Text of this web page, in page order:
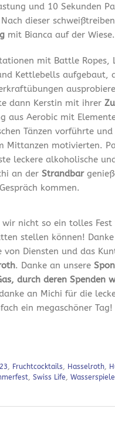
und 10 Sekunden
dieser
mit Bianca auf der Wiese.
mit Battle Ropes,
Kettlebells aufgebaut,
dann Kerstin mit ihrer
aus Aerobic mit
Tänzen vorführte
Mittanzen motivierten.
leckere alkoholische
an derStrandbar
kommen.
nicht so ein tolles Fest
stellen können!
von Diensten und das
. Danke an unsere
durch deren Spenden
an Michi für die
ein megaschöner Tag!
Fruchtcocktails Hasselroth
Swiss Life Wasserspiele